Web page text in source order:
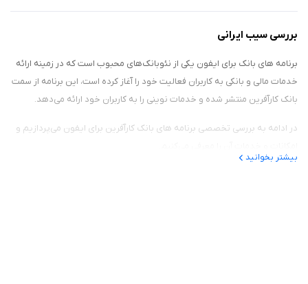
بررسی سیب ایرانی
برنامه های بانک برای ایفون یکی از نئوبانک‌های محبوب است که در زمینه ارائه
خدمات مالی و بانکی به کاربران فعالیت خود را آغاز کرده است، این برنامه از سمت
بانک کارآفرین منتشر شده و خدمات نوینی را به کاربران خود ارائه می‌دهد.
در ادامه به بررسی تخصصی برنامه های بانک کارآفرین برای ایفون می‌پردازیم و
بیشتر بخوانید